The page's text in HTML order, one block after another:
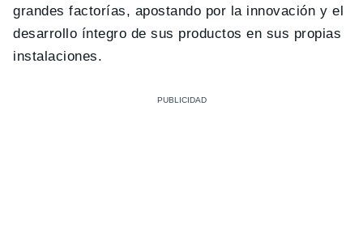
grandes factorías, apostando por la innovación y el
desarrollo íntegro de sus productos en sus propias
instalaciones.